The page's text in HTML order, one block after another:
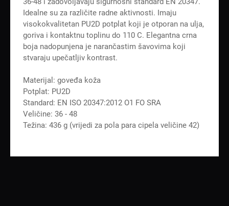
Idealne su za različite radne aktivnosti. Imaju
visokokvalitetan PU2D potplat koji je otporan na ulja,
goriva i kontaktnu toplinu do 110 C. Elegantna crna
boja nadopunjena je narančastim šavovima koji
stvaraju upečatljiv kontrast.
Materijal: goveđa koža
Potplat: PU2D
Standard: EN ISO 20347:2012 O1 FO SRA
Veličine: 36 - 48
Težina: 436 g (vrijedi za pola para cipela veličine 42)